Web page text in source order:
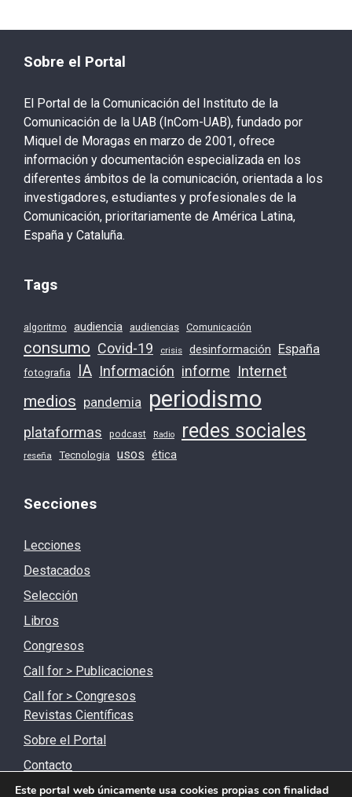
Sobre el Portal
El Portal de la Comunicación del Instituto de la
Comunicación de la UAB (InCom-UAB), fundado por
Miquel de Moragas en marzo de 2001, ofrece
información y documentación especializada en los
diferentes ámbitos de la comunicación, orientada a los
investigadores, estudiantes y profesionales de la
Comunicación, prioritariamente de América Latina,
España y Cataluña.
Tags
algoritmo audiencia audiencias Comunicación
consumo Covid-19 crisis desinformación España
fotografia IA Información informe Internet
medios pandemia periodismo
plataformas podcast Radio redes sociales
reseña Tecnologia usos ética
Secciones
Lecciones
Destacados
Selección
Libros
Congresos
Call for > Publicaciones
Call for > Congresos
Revistas Científicas
Sobre el Portal
Contacto
Este portal web únicamente usa cookies propias con finalidad